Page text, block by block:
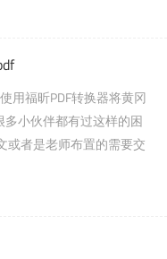
用福昕PDF转换器将黄冈
小伙伴都有过这样的困
或者是老师布置的需要交